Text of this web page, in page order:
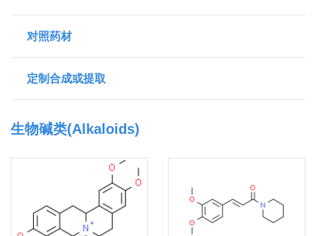
对照药材
定制合成或提取
生物碱类(Alkaloids)